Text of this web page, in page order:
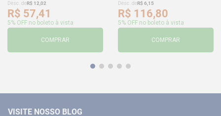
Desc. deR$ 12,02
R$ 57,41
5% OFF no boleto à vista
COMPRAR
Desc. deR$ 6,15
R$ 116,80
5% OFF no boleto à vista
COMPRAR
VISITE NOSSO BLOG